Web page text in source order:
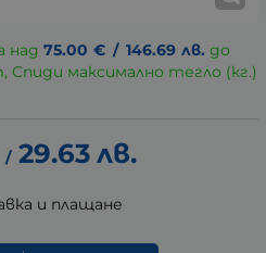
над 75.00 € / 146.69 лв. до
Спиди максимално тегло (кг.)
/ 29.63 лв.
и плащане